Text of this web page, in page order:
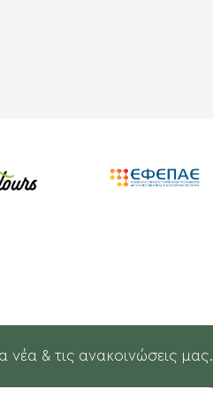
νέα & τις ανακοινώσεις μας.